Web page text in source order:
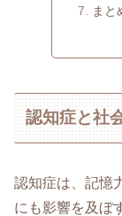
まと
認知症と社
認知症は、記憶
にも影響を及ぼ